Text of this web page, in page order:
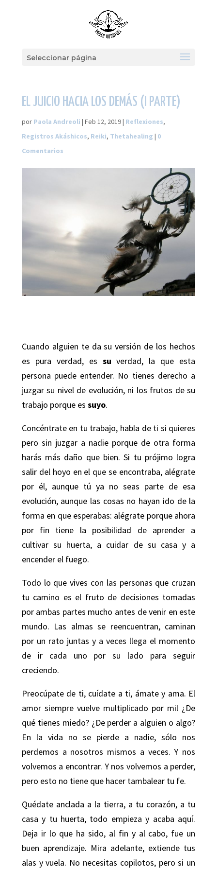
Seleccionar página
EL JUICIO HACIA LOS DEMÁS (I PARTE)
por Paola Andreoli | Feb 12, 2019| Reflexiones,
Registros Akáshicos, Reiki, Thetahealing | 0
Comentarios
Cuando alguien te da su versión de los hechos
es pura verdad, es su verdad, la que esta
persona puede entender. No tienes derecho a
juzgar su nivel de evolución, ni los frutos de su
trabajo porque es suyo.
Concéntrate en tu trabajo, habla de ti si quieres
pero sin juzgar a nadie porque de otra forma
harás más daño que bien. Si tu prójimo logra
salir del hoyo en el que se encontraba, alégrate
por él, aunque tú ya no seas parte de esa
evolución, aunque las cosas no hayan ido de la
forma en que esperabas: alégrate porque ahora
por fin tiene la posibilidad de aprender a
cultivar su huerta, a cuidar de su casa y a
encender el fuego.
Todo lo que vives con las personas que cruzan
tu camino es el fruto de decisiones tomadas
por ambas partes mucho antes de venir en este
mundo. Las almas se reencuentran, caminan
por un rato juntas y a veces llega el momento
de ir cada uno por su lado para seguir
creciendo.
Preocúpate de ti, cuídate a ti, ámate y ama. El
amor siempre vuelve multiplicado por mil ¿De
qué tienes miedo? ¿De perder a alguien o algo?
En la vida no se pierde a nadie, sólo nos
perdemos a nosotros mismos a veces. Y nos
volvemos a encontrar. Y nos volvemos a perder,
pero esto no tiene que hacer tambalear tu fe.
Quédate anclada a la tierra, a tu corazón, a tu
casa y tu huerta, todo empieza y acaba aquí.
Deja ir lo que ha sido, al fin y al cabo, fue un
buen aprendizaje. Mira adelante, extiende tus
alas y vuela. No necesitas copilotos, pero si un